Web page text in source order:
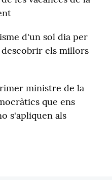
d'un sol dia per
els millors
ministre de la
que ens
s'apliquen als